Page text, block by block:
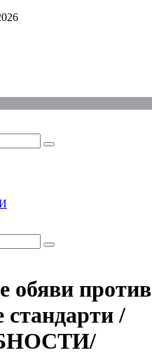
обяви против
стандарти /